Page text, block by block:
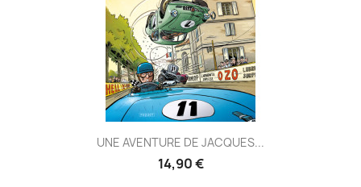
UNE AVENTURE DE JACQUES...
14,90 €